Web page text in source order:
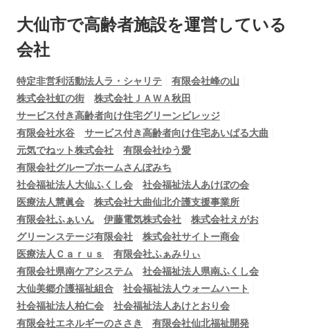
大仙市で高齢者施設を運営している
会社
特定非営利活動法人ラ・シャリテ
有限会社峰の山
株式会社虹の街
株式会社ＪＡＷＡ秋田
サービス付き高齢者向け住宅グリーンビレッジ
有限会社水谷
サービス付き高齢者向け住宅あいぱる大曲
元気でねット株式会社
有限会社ゆう愛
有限会社グループホームさんぽみち
社会福祉法人大仙ふくし会
社会福祉法人あけぼの会
医療法人慧眞会
株式会社大曲仙北介護支援事業所
有限会社ふぁいん
伊藤電気株式会社
株式会社えがお
グリーンステージ有限会社
株式会社サイトー商会
医療法人Ｃａｒｕｓ
有限会社ふぁみりぃ
有限会社県南ケアシステム
社会福祉法人県南ふくし会
大仙美郷介護福祉組合
社会福祉法人ウォームハート
社会福祉法人柏仁会
社会福祉法人あけとおり会
有限会社エネルギーのささき
有限会社仙北福祉開発